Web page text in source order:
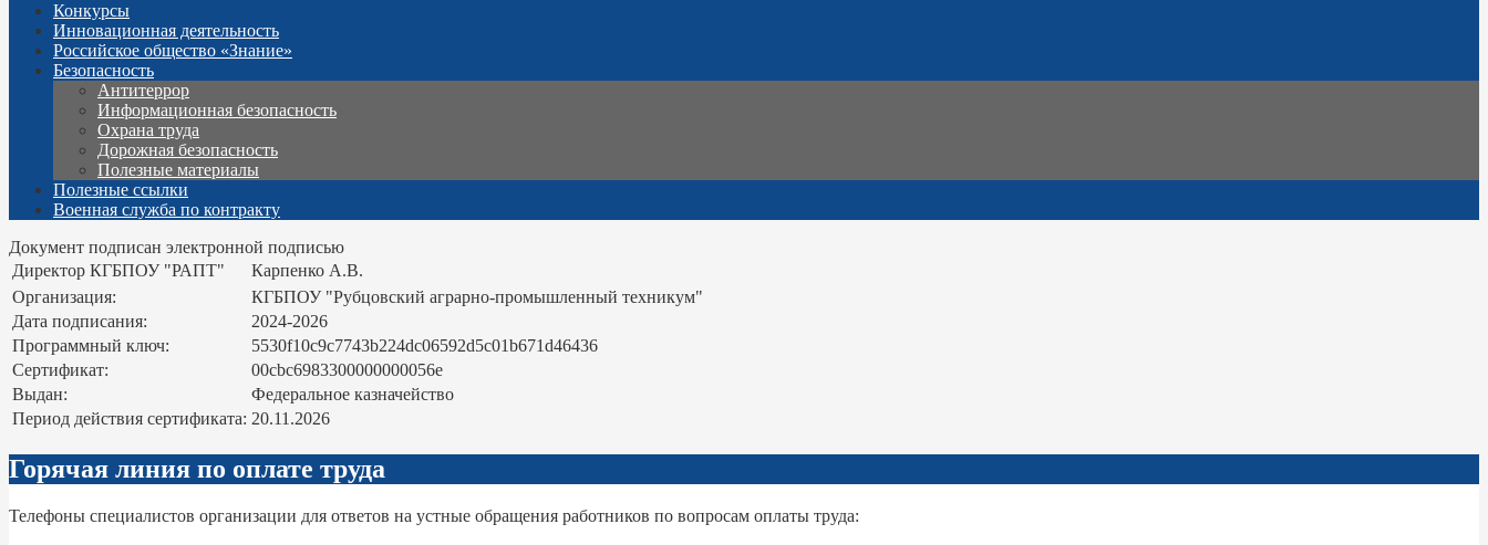
Конкурсы
Инновационная деятельность
Российское общество «Знание»
Безопасность
Антитеррор
Информационная безопасность
Охрана труда
Дорожная безопасность
Полезные материалы
Полезные ссылки
Военная служба по контракту
Документ подписан электронной подписью
Директор КГБПОУ "РАПТ"
Карпенко А.В.
Организация:
КГБПОУ "Рубцовский аграрно-промышленный техникум"
Дата подписания:
2024-2026
Программный ключ:
5530f10c9c7743b224dc06592d5c01b671d46436
Сертификат:
00cbc6983300000000056e
Выдан:
Федеральное казначейство
Период действия сертификата: 20.11.2026
Горячая линия по оплате труда
Телефоны специалистов организации для ответов на устные обращения работников по вопросам оплаты труда: